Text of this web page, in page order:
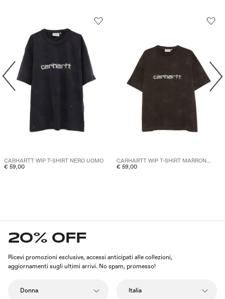
CARHARTT WIP T-SHIRT NERO UOMO
€ 59,00
CARHARTT WIP T-SHIRT MARRON...
€ 59,00
20% OFF
Ricevi promozioni esclusive, accessi anticipati alle collezioni,
aggiornamenti sugli ultimi arrivi. No spam, promesso!